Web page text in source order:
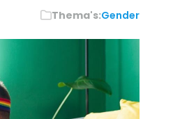
Thema's:Gender